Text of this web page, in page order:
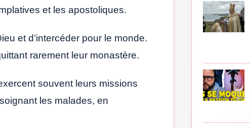
et les apostoliques.
et d’intercéder pour le monde.
rarement leur monastère.
souvent leurs missions
les malades, en